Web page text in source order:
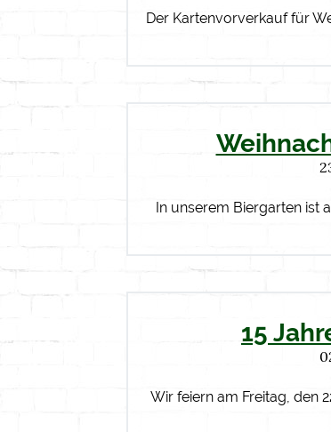
Der Kartenvorverkauf für
In unserem Biergarten ist
15
Wir feiern am Freitag, den